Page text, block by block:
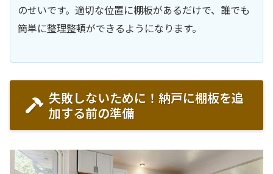
のせいです。適切な位置に棚板があるだけで、誰でも
簡単に整理整頓ができるようになります。
失敗しないために！納戸に棚板を追
加する前の準備